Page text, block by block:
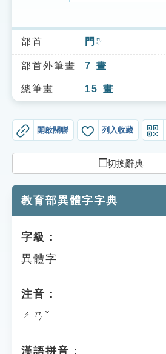
索引選單
知識索引
單字索引
貓頭鷹博士
部首 門 ㄇㄣˊ
部首外筆畫 7 畫
總筆畫 15 畫
開啟關聯 列入收藏
切換辭典
教育部異體字字典
字級：
異體字
注音：
ㄔㄢˇ
漢語拼音：